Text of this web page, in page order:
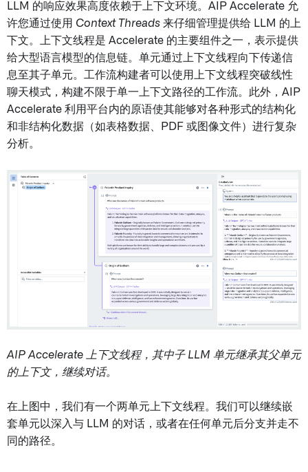
LLM 的响应效果高度依赖于上下文环境。AIP Accelerate 允
许您通过使用 Context Threads 来仔细管理提供给 LLM 的上
下文。上下文线程是 Accelerate 的主要组件之一，表示提供
给大型语言模型的信息链。单元通过上下文线程向下传递信
息至其子单元。工作流构建者可以使用上下文线程突破线性
聊天模式，构建不限于单一上下文路径的工作流。此外，AIP
Accelerate 利用平台内的原语使其能够对各种形式的结构化
和非结构化数据（如表格数据、PDF 或图像文件）进行复杂
分析。
AIP Accelerate 上下文线程，其中子 LLM 单元继承其父单元
的上下文，继续对话。
在上图中，我们有一个两单元上下文线程。我们可以继续嵌
套单元以深入与 LLM 的对话，或者在任何单元后分支并走不
同的路径。